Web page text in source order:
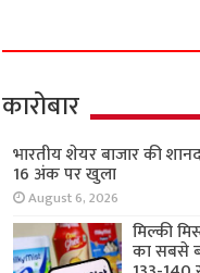
कारोबार
भारतीय शेयर बाजार की
16 अंक पर खुला
August 6, 2026
मिल्की
का सबसे